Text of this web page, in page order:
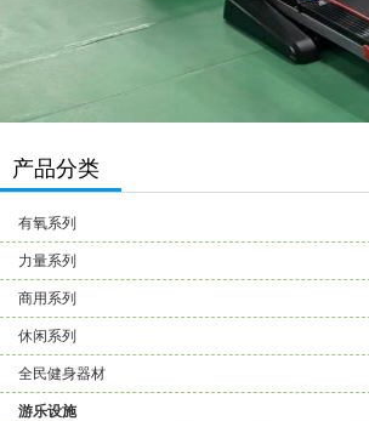
产品分类
有氧系列
力量系列
商用系列
休闲系列
全民健身器材
游乐设施